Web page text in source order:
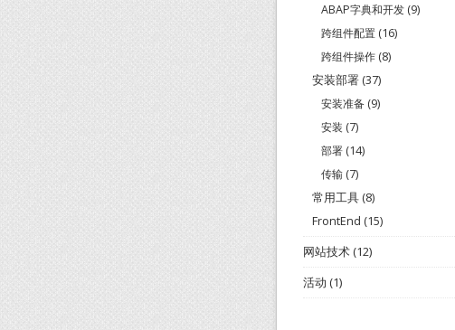
ABAP字典和开发 (9)
跨组件配置 (16)
跨组件操作 (8)
安装部署 (37)
安装准备 (9)
安装 (7)
部署 (14)
传输 (7)
常用工具 (8)
FrontEnd (15)
网站技术(12)
活动 (1)